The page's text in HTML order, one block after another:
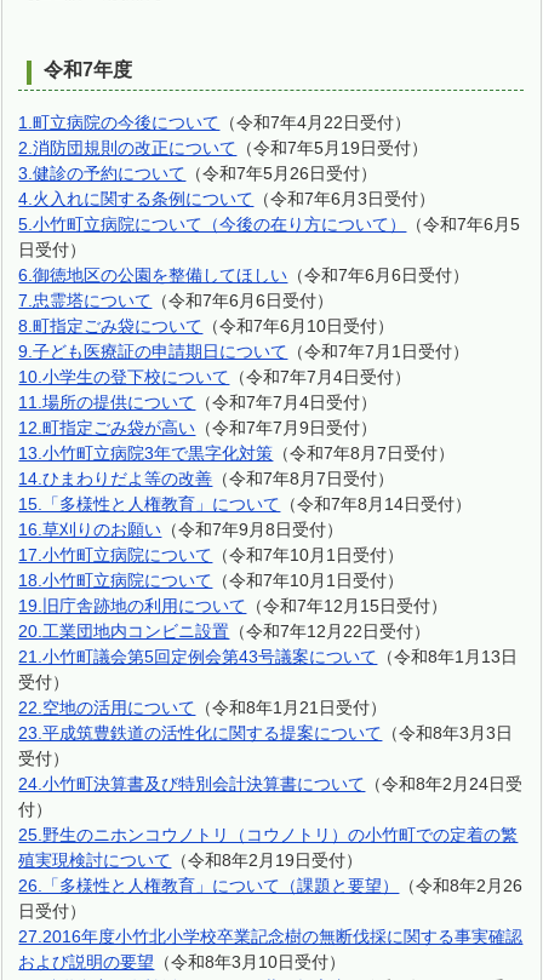
令和7年度
1.町立病院の今後について （令和7年4月22日受付）
2.消防団規則の改正について （令和7年5月19日受付）
3.健診の予約について （令和7年5月26日受付）
4.火入れに関する条例について （令和7年6月3日受付）
5.小竹町立病院について（今後の在り方について）
（令和7年6月5
日受付）
6.御徳地区の公園を整備してほしい （令和7年6月6日受付）
7.忠霊塔について （令和7年6月6日受付）
8.町指定ごみ袋について （令和7年6月10日受付）
9.子ども医療証の申請期日について （令和7年7月1日受付）
10.小学生の登下校について （令和7年7月4日受付）
11.場所の提供について （令和7年7月4日受付）
12.町指定ごみ袋が高い （令和7年7月9日受付）
13.小竹町立病院3年で黒字化対策 （令和7年8月7日受付）
14.ひまわりだよ等の改善 （令和7年8月7日受付）
15.「多様性と人権教育」について （令和7年8月14日受付）
16.草刈りのお願い （令和7年9月8日受付）
17.小竹町立病院について （令和7年10月1日受付）
18.小竹町立病院について （令和7年10月1日受付）
19.旧庁舎跡地の利用について （令和7年12月15日受付）
20.工業団地内コンビニ設置 （令和7年12月22日受付）
21.小竹町議会第5回定例会第43号議案について （令和8年1月13日
受付）
22.空地の活用について （令和8年1月21日受付）
23.平成筑豊鉄道の活性化に関する提案について （令和8年3月3日
受付）
24.小竹町決算書及び特別会計決算書について （令和8年2月24日受
付）
25.野生のニホンコウノトリ（コウノトリ）の小竹町での定着の繁
殖実現検討について （令和8年2月19日受付）
26.「多様性と人権教育」について（課題と要望）
（令和8年2月26
日受付）
27.2016年度小竹北小学校卒業記念樹の無断伐採に関する事実確認
および説明の要望 （令和8年3月10日受付）